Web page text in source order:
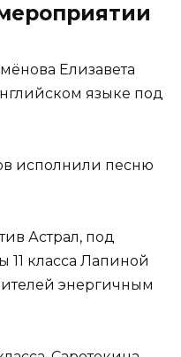
Елизавета
языке под
исполнили песню
Астрал, под
11 класса Лапиной
энергичным